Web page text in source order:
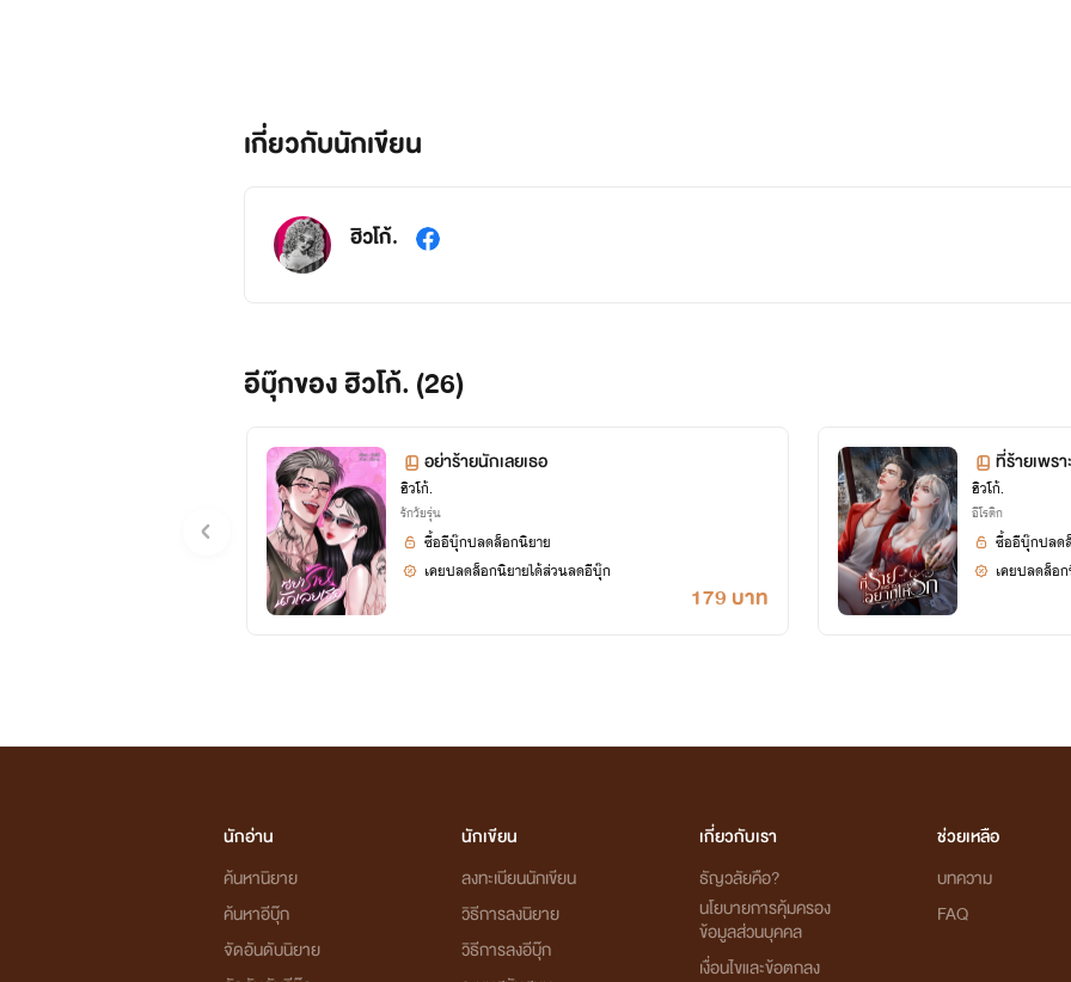
เกี่ยวกับนักเขียน
ฮิวโก้.
อีบุ๊กของ ฮิวโก้. (26)
อย่าร้ายนักเลยเธอ
ฮิวโก้.
รักวัยรุ่น
179 บาท
ซื้ออีบุ๊กปลดล็อกนิยาย
เคยปลดล็อกนิยายได้ส่วนลดอีบุ๊ก
ที่ร้ายเพร
ฮิวโก้.
อีโรติก
ซื้ออีบุ๊กปลด
เคยปลดล็อ
นักอ่าน
ค้นหานิยาย
ค้นหาอีบุ๊ก
จัดอันดับนิยาย
นักเขียน
ลงทะเบียนนักเขียน
วิธีการลงนิยาย
วิธีการลงอีบุ๊ก
เกี่ยวกับเรา
ธัญวลัยคือ?
นโยบายการคุ้มครอง
ข้อมูลส่วนบุคคล
เงื่อนไขและข้อตกลง
ช่วยเหลือ
บทความ
FAQ